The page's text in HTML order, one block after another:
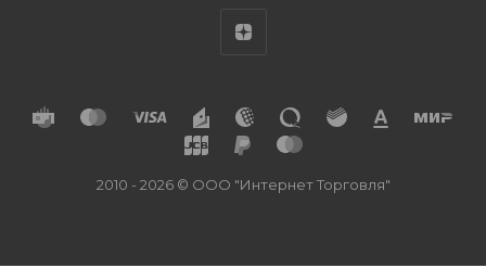
2010 - 2026 © ООО "Интернет Торговля"